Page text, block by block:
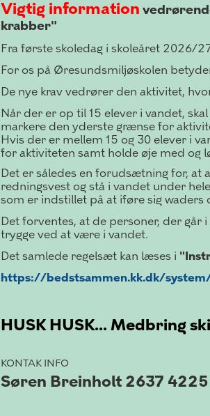
Vigtig information
krabber"
Fra første skoledag i skoleåret 2026/
For os på Øresundsmiljøskolen
De nye krav vedrører den aktivitet,
Når der er op til 15 elever i vandet,
markere den yderste grænse for
Hvis der er mellem 15 og 30 elever i
for aktiviteten samt holde øje med og
Det er således en forudsætning for, at
redningsvest og stå i vandet under
som er indstillet på at iføre sig
Det forventes, at de personer, der går
trygge ved at være i vandet.
Det samlede regelsæt kan læses i
https://bedstsammen.kk.dk/
HUSK HUSK... Medbring
KONTAK INFO
Søren Breinholt 2637